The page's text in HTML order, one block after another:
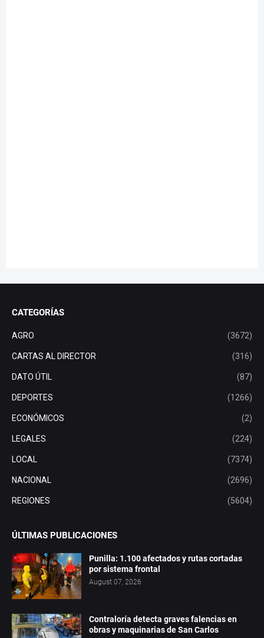
CATEGORÍAS
AGRO (3672)
CARTAS AL DIRECTOR (316)
DATO ÚTIL (87)
DEPORTES (1266)
ECONÓMICOS (2)
LEGALES (224)
LOCAL (7374)
NACIONAL (2696)
REGIONES (5604)
ÚLTIMAS PUBLICACIONES
Punilla: 1.100 afectados y rutas cortadas
por sistema frontal
August 07, 2026
Contraloría detecta graves falencias en
obras y maquinarias de San Carlos